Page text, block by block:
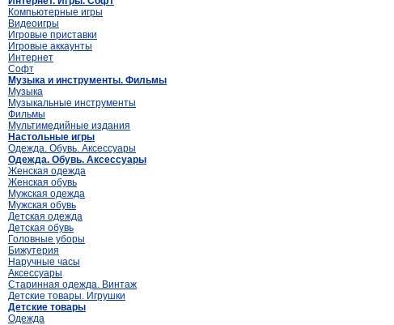
Компьютерные игры
Видеоигры
Игровые приставки
Игровые аккаунты
Интернет
Софт
Музыка и инструменты. Фильмы
Музыка
Музыкальные инструменты
Фильмы
Мультимедийные издания
Настольные игры
Одежда. Обувь. Аксессуары
Одежда. Обувь. Аксессуары
Женская одежда
Женская обувь
Мужская одежда
Мужская обувь
Детская одежда
Детская обувь
Головные уборы
Бижутерия
Наручные часы
Аксессуары
Старинная одежда. Винтаж
Детские товары. Игрушки
Детские товары
Одежда